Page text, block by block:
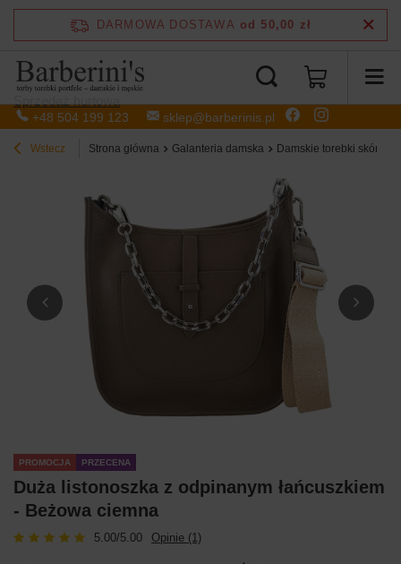
+48 504 199 123 sklep@barberinis.pl
DARMOWA DOSTAWA od 50,00 zł
Wstecz Strona główna Galanteria damska Damskie torebki
PROMOCJA PRZECENA
Duża listonoszka z odpinanym łańcuszkiem
- Beżowa ciemna
5.00/5.00 Opinie (1)